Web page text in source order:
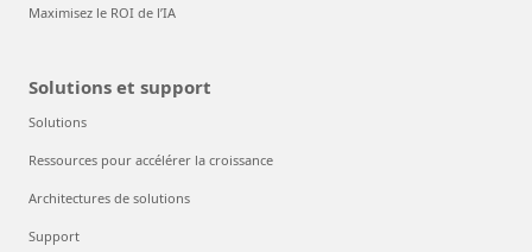
Maximisez le ROI de l’IA
Solutions et support
Solutions
Ressources pour accélérer la croissance
Architectures de solutions
Support